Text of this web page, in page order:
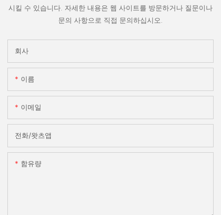
시킬 수 있습니다. 자세한 내용은 웹 사이트를 방문하거나 질문이나
문의 사항으로 직접 문의하십시오.
회사
이름
이메일
전화/왓츠앱
함유량